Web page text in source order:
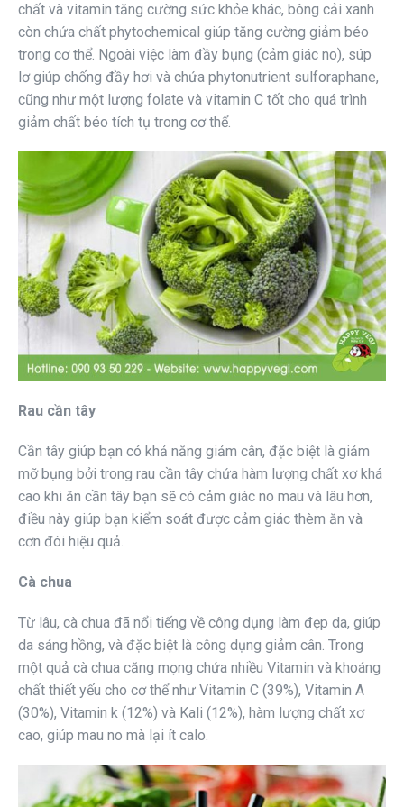
chất và vitamin tăng cường sức khỏe khác, bông cải xanh
còn chứa chất phytochemical giúp tăng cường giảm béo
trong cơ thể. Ngoài việc làm đầy bụng (cảm giác no), súp
lơ giúp chống đầy hơi và chứa phytonutrient sulforaphane,
cũng như một lượng folate và vitamin C tốt cho quá trình
giảm chất béo tích tụ trong cơ thể.
Rau cần tây
Cần tây giúp bạn có khả năng giảm cân, đặc biệt là giảm
mỡ bụng bởi trong rau cần tây chứa hàm lượng chất xơ khá
cao khi ăn cần tây bạn sẽ có cảm giác no mau và lâu hơn,
điều này giúp bạn kiểm soát được cảm giác thèm ăn và
cơn đói hiệu quả.
Cà chua
Từ lâu, cà chua đã nổi tiếng về công dụng làm đẹp da, giúp
da sáng hồng, và đặc biệt là công dụng giảm cân. Trong
một quả cà chua căng mọng chứa nhiều Vitamin và khoáng
chất thiết yếu cho cơ thể như Vitamin C (39%), Vitamin A
(30%), Vitamin k (12%) và Kali (12%), hàm lượng chất xơ
cao, giúp mau no mà lại ít calo.